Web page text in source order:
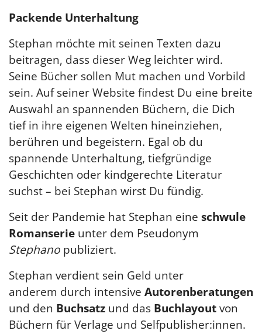
Packende Unterhaltung
Stephan möchte mit seinen Texten dazu
beitragen, dass dieser Weg leichter wird.
Seine Bücher sollen Mut machen und Vorbild
sein. Auf seiner Website findest Du eine breite
Auswahl an spannenden Büchern, die Dich
tief in ihre eigenen Welten hineinziehen,
berühren und begeistern. Egal ob du
spannende Unterhaltung, tiefgründige
Geschichten oder kindgerechte Literatur
suchst – bei Stephan wirst Du fündig.
Seit der Pandemie hat Stephan eine schwule
Romanserie unter dem Pseudonym
Stephano publiziert.
Stephan verdient sein Geld unter
anderem durch intensive Autorenberatungen
und den Buchsatz und das Buchlayoutvon
Büchern für Verlage und Selfpublisher:innen.